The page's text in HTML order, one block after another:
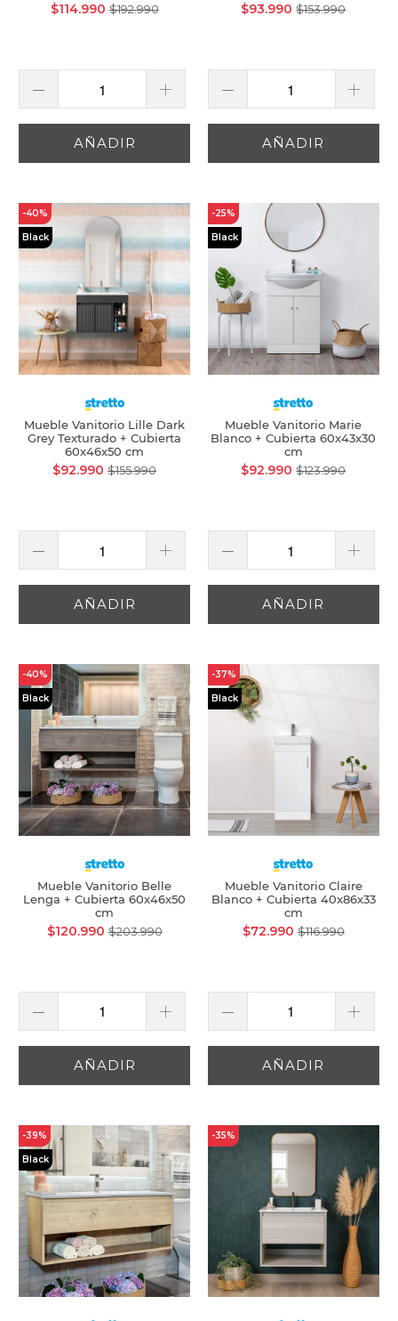
$114.990$192.990
AÑADIR
$93.990$153.990
AÑADIR
-40%
Black
Mueble Vanitorio Lille Dark
Grey Texturado + Cubierta
60x46x50 cm
$92.990$155.990
AÑADIR
-25%
Black
Mueble Vanitorio Marie
Blanco + Cubierta 60x43x30
cm
$92.990$123.990
AÑADIR
-40%
Black
Mueble Vanitorio Belle
Lenga + Cubierta 60x46x50
cm
$120.990$203.990
AÑADIR
-37%
Black
Mueble Vanitorio Claire
Blanco + Cubierta 40x86x33
cm
$72.990 $116.990
AÑADIR
-39%
Black
-35%